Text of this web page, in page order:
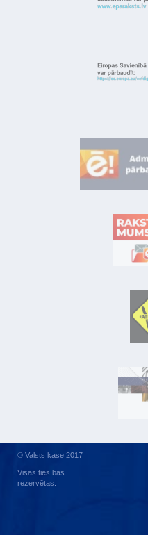
© Valsts kase 2017
Visas tiesības
rezervētas.